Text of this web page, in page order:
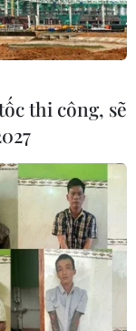
thi công, sẽ